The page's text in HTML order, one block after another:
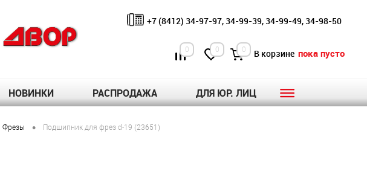
+7 (8412) 34-97-97, 34-99-39, 34-99-49, 34-98-50
0 0 0 В корзине пока пусто
НОВИНКИ РАСПРОДАЖА ДЛЯ ЮР. ЛИЦ
Фрезы • Подшипник для фрез d-19 (23651)